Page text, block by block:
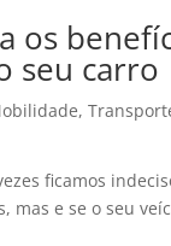
os
seu carro
,
ficamos
mas e se o seu